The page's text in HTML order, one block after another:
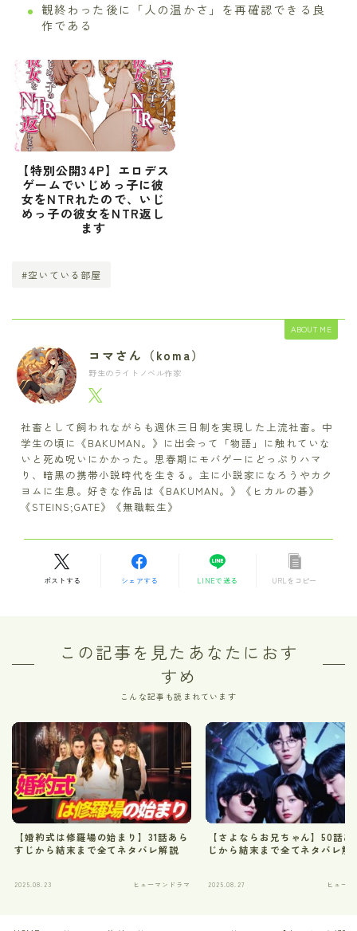
観終わった後に「人の温かさ」を再確認できる良
作である
【特別公開34P】エロデス
ゲームでいじめっ子に彼
女をNTRれたので、いじ
めっ子の彼女をNTR返し
ます
#空いている部屋
ABOUT ME
コマさん（koma）
野生のライトノベル作家
社畜として飼われながらも週休三日制を実現した上流社畜。中
学生の頃に《BAKUMAN。》に出会って「物語」に触れていな
いと死ぬ呪いにかかった。思春期にモバゲーにどっぷりハマ
り、暗黒の携帯小説時代を生きる。主に小説家になろうやカク
ヨムに生息。好きな作品は《BAKUMAN。》《ヒカルの碁》
《STEINS;GATE》《無職転生》
ポストする シェアする LINEで送る URLをコピー
この記事を見たあなたにおす
すめ
こんな記事も読まれています
【婚約式は修羅場の始まり】31話あら
すじから結末まで全てネタバレ解説
2025.08.23 ヒューマンドラマ
【さよならお兄ちゃん】50話あ
じから結末まで全てネタバレ解
2025.08.27 ヒュー